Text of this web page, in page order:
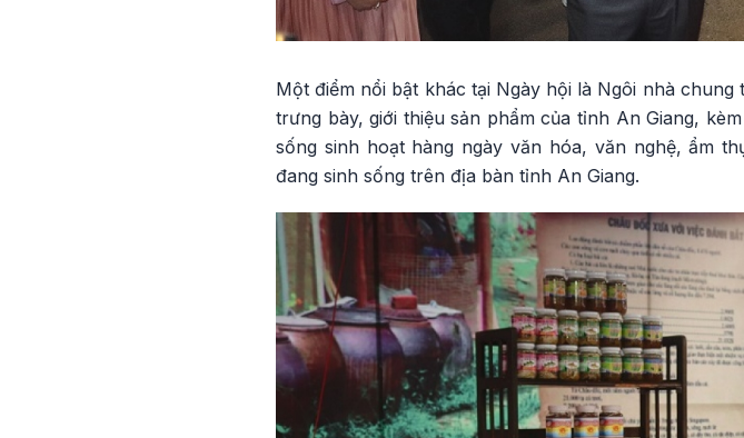
Một điểm nổi bật khác tại Ngày hội là Ngôi nhà
trưng bày, giới thiệu sản phẩm của tỉnh An Giang,
sống sinh hoạt hàng ngày văn hóa, văn nghệ, ẩm
đang sinh sống trên địa bàn tỉnh An Giang.